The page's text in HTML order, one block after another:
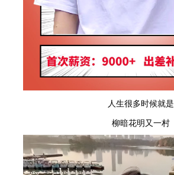
人生很多时候就是
柳暗花明又一村